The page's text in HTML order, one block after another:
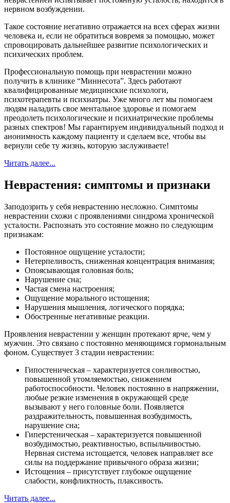
нервном возбуждении.
Такое состояние негативно отражается на всех сферах жизни
человека и, если не обратиться вовремя за помощью, может
спровоцировать дальнейшее развитие психологических и
психических проблем.
Профессиональную помощь при неврастении можно
получить в клинике “Миннесота”. Здесь работают
квалифицированные медицинские психологи,
психотерапевты и психиатры. Уже много лет мы помогаем
людям наладить свое ментальное здоровье и помогаем
преодолеть психологические и психиатрические проблемы
разных спектров! Мы гарантируем индивидуальный подход и
анонимность каждому пациенту и сделаем все, чтобы вы
вернули себе ту жизнь, которую заслуживаете!
Читать далее...
Неврастения: симптомы и признаки
Заподозрить у себя неврастению несложно. Симптомы
неврастении схожи с проявлениями синдрома хронической
усталости. Распознать это состояние можно по следующим
признакам:
Постоянное ощущение усталости;
Нетерпеливость, сниженная концентрация внимания;
Опоясывающая головная боль;
Нарушение сна;
Частая смена настроения;
Ощущение морального истощения;
Нарушения мышления, логического порядка;
Обостренные негативные реакции.
Проявления неврастении у женщин протекают ярче, чем у
мужчин. Это связано с постоянно меняющимся гормональным
фоном. Существует 3 стадии неврастении:
Гипостеническая – характеризуется сонливостью,
повышенной утомляемостью, снижением
работоспособности. Человек постоянно в напряжении,
любые резкие изменения в окружающей среде
вызывают у него головные боли. Появляется
раздражительность, повышенная возбудимость,
нарушение сна;
Гиперстеническая – характеризуется повышенной
возбудимостью, реактивностью, вспыльчивостью.
Нервная система истощается, человек направляет все
силы на поддержание привычного образа жизни;
Истощения – присутствует глубокое ощущение
слабости, конфликтность, плаксивость.
Читать далее...